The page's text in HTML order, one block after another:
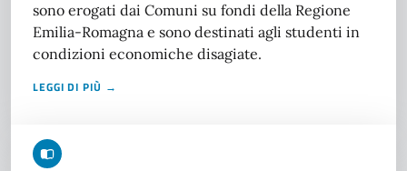
sono erogati dai Comuni su fondi della Regione
Emilia-Romagna e sono destinati agli studenti in
condizioni economiche disagiate.
LEGGI DI PIÙ →